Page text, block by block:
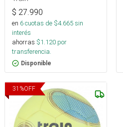
$ 27.990
en 6cuotas de $4.665sin
interés
ahorras $1.120 por
transferencia.
Disponible
31 %OFF